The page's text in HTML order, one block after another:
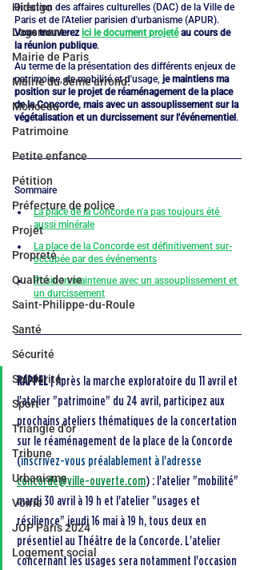
Hidalgo
Logement
Mairie de Paris
Mairie du 8ème arrond.
Monceau
Patrimoine
Petite enfance
Pétition
Préfecture de police
Projet
Propreté
Qualité de vie
Saint-Philippe-du-Roule
Santé
Sécurité
Solidarité
Sport
Triangle d'or
Tribune
Urbanisme
Voirie
JOP Paris 2024
Logement social
Direction des affaires culturelles (DAC) de la Ville de
Paris et de l'Atelier parisien d'urbanisme (APUR).
Vous trouverez ici le document projeté au cours de
la réunion publique.
Au terme de la présentation des différents enjeux de
patrimoine, de mobilité et d'usage, je maintiens ma
position sur le projet de réaménagement de la place
de la Concorde, mais avec un assouplissement sur la
végétalisation et un durcissement sur l'événementiel.
Sommaire
La place de la Concorde n'a pas toujours été
aussi minérale
La place de la Concorde est définitivement sur-
occupée par des événements
Position maintenue avec un assouplissement et
un durcissement
RAPPEL | Après la marche exploratoire du 11 avril et
l'atelier "patrimoine" du 24 avril, participez aux
prochains ateliers thématiques de la concertation
sur le réaménagement de la place de la Concorde
(inscrivez-vous préalablement à l'adresse
concorde@ville-ouverte.com) : l'atelier "mobilité"
mardi 30 avril à 19 h et l'atelier "usages et
résilience" jeudi 16 mai à 19 h, tous deux en
présentiel au Théâtre de la Concorde. L'atelier
concernant les usages sera notamment l'occasion